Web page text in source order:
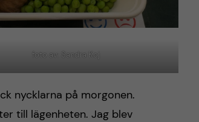
foto av: Sandra Koj
nycklarna på morgonen.
till lägenheten. Jag blev